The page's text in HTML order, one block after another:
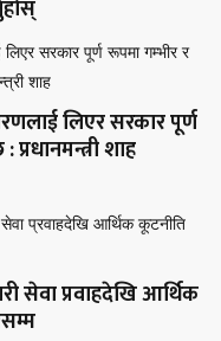
लिएर सरकार पूर्ण
शाह
सेवा प्रवाहदेखि आर्थिक